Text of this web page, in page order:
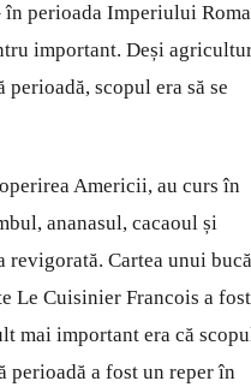
perioada Imperiului
important. Deși
scopul era să se
Americii, au curs în
ananasul, cacaoul și
Cartea unui
Le Cuisinier Francois a fost
mai important era că
perioadă a fost un reper în